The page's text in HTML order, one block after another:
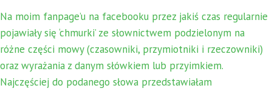
Na moim fanpage’u na facebooku przez jakiś czas regularnie
pojawiały się ‘chmurki’ ze słownictwem podzielonym na
różne części mowy (czasowniki, przymiotniki i rzeczowniki)
oraz wyrażania z danym słówkiem lub przyimkiem.
Najczęściej do podanego słowa przedstawiałam